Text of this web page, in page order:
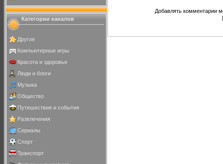
Категории каналов
Другое
Компьютерные игры
Красота и здоровье
Люди и блоги
Музыка
Общество
Путешествия и события
Развлечения
Сериалы
Спорт
Транспорт
Добавлять комментарии